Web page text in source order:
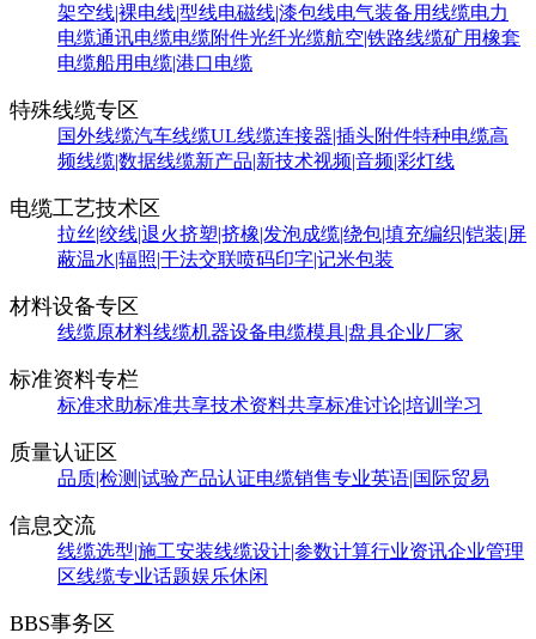
架空线|裸电线|型线电磁线|漆包线电气装备用线缆电力
电缆通讯电缆电缆附件光纤光缆航空|铁路线缆矿用橡套
电缆船用电缆|港口电缆
特殊线缆专区
国外线缆汽车线缆UL线缆连接器|插头附件特种电缆高
频线缆|数据线缆新产品|新技术视频|音频|彩灯线
电缆工艺技术区
拉丝|绞线|退火挤塑|挤橡|发泡成缆|绕包|填充编织|铠装|屏
蔽温水|辐照|干法交联喷码印字|记米包装
材料设备专区
线缆原材料线缆机器设备电缆模具|盘具企业厂家
标准资料专栏
标准求助标准共享技术资料共享标准讨论|培训学习
质量认证区
品质|检测|试验产品认证电缆销售专业英语|国际贸易
信息交流
线缆选型|施工安装线缆设计|参数计算行业资讯企业管理
区线缆专业话题娱乐休闲
BBS事务区